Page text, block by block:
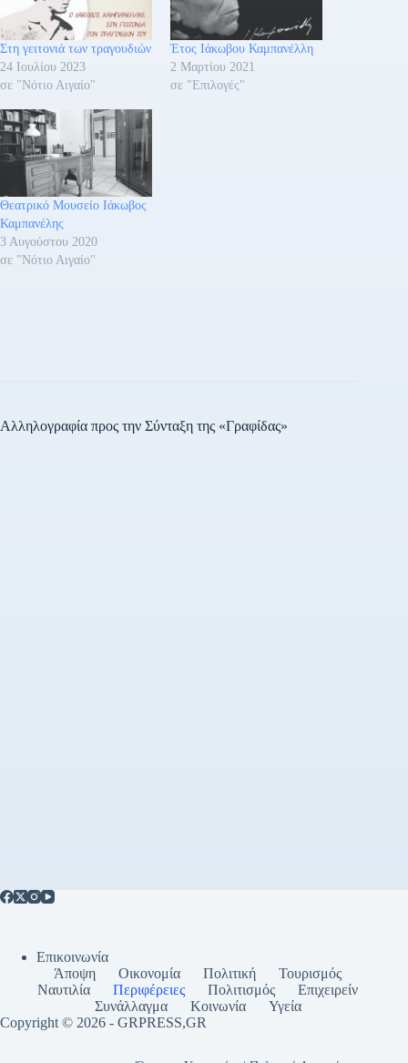
Στη γειτονιά των τραγουδιών
24 Ιουλίου 2023
σε "Νότιο Αιγαίο"
Έτος Ιάκωβου Καμπανέλλη
2 Μαρτίου 2021
σε "Επιλογές"
Θεατρικό Μουσείο Ιάκωβος
Καμπανέλης
3 Αυγούστου 2020
σε "Νότιο Αιγαίο"
Αλληλογραφία προς την Σύνταξη της «Γραφίδας»
Επικοινωνία
Άποψη
Οικονομία Πολιτική
Τουρισμός
Ναυτιλία
Περιφέρειες Πολιτισμός
Επιχειρείν
Συνάλλαγμα
Κοινωνία
Υγεία
Copyright © 2026 - GRPRESS,GR